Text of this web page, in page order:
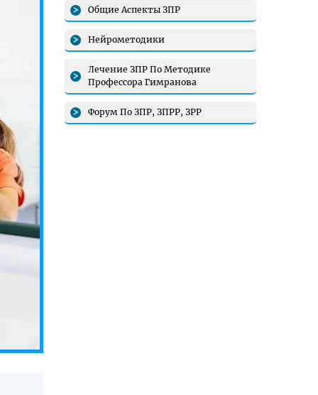
Общие Аспекты ЗПР
Нейрометодики
Лечение ЗПР По Методике
Профессора Гимранова
Форум По ЗПР, ЗПРР, ЗРР